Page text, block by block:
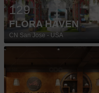
129
FLORA HAVEN
CN San Jose - USA